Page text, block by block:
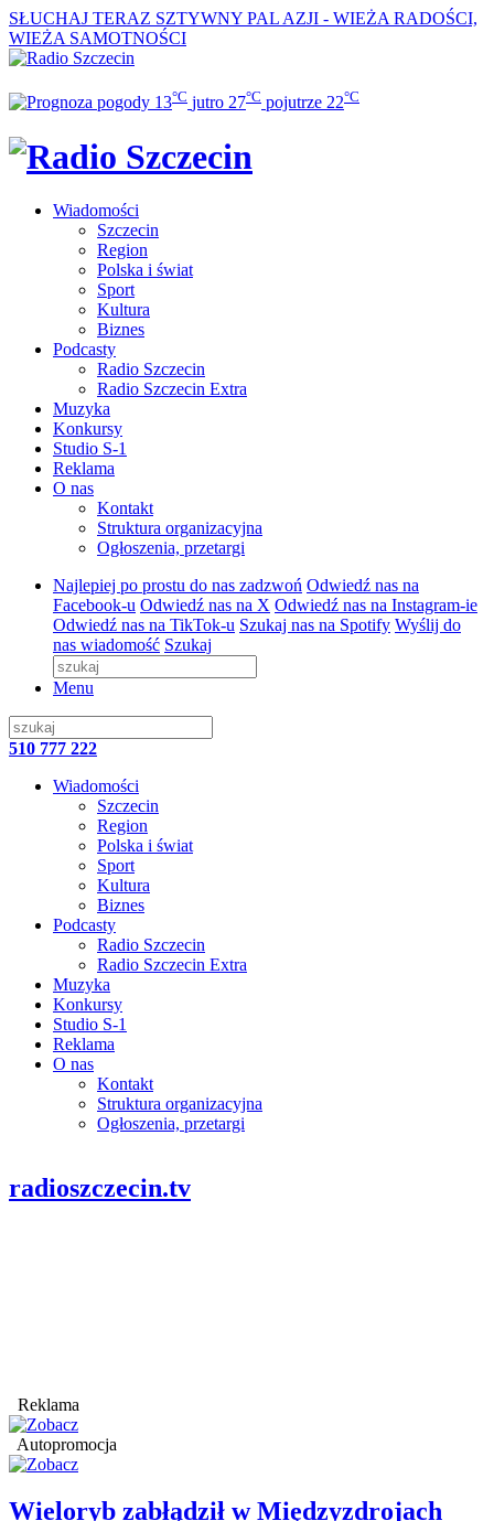
SŁUCHAJ TERAZ SZTYWNY PAL AZJI - WIEŻA RADOŚCI,
WIEŻA SAMOTNOŚCI
13°C jutro 27°C pojutrze 22°C
Wiadomości
Szczecin
Region
Polska i świat
Sport
Kultura
Biznes
Podcasty
Radio Szczecin
Radio Szczecin Extra
Muzyka
Konkursy
Studio S-1
Reklama
O nas
Kontakt
Struktura organizacyjna
Ogłoszenia, przetargi
Najlepiej po prostu do nas zadzwoń Odwiedź nas na
Facebook-u Odwiedź nas na X Odwiedź nas na Instagram-ie
Odwiedź nas na TikTok-u Szukaj nas na Spotify Wyślij do
nas wiadomość Szukaj
Menu
510 777 222
Wiadomości
Szczecin
Region
Polska i świat
Sport
Kultura
Biznes
Podcasty
Radio Szczecin
Radio Szczecin Extra
Muzyka
Konkursy
Studio S-1
Reklama
O nas
Kontakt
Struktura organizacyjna
Ogłoszenia, przetargi
radioszczecin.tv
Reklama
Autopromocja
Wieloryb zabłądził w Międzyzdrojach